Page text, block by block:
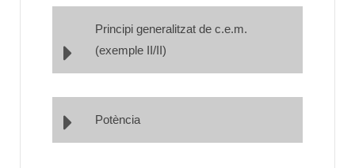
Principi generalitzat de c.e.m.
(exemple II/II)
Potència